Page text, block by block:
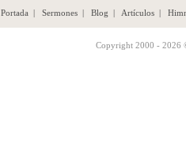
Portada | Sermones| Blog | Artículos|
Copyright 2000 - 2026